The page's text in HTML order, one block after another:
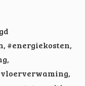
, #energiekosten,
,
,